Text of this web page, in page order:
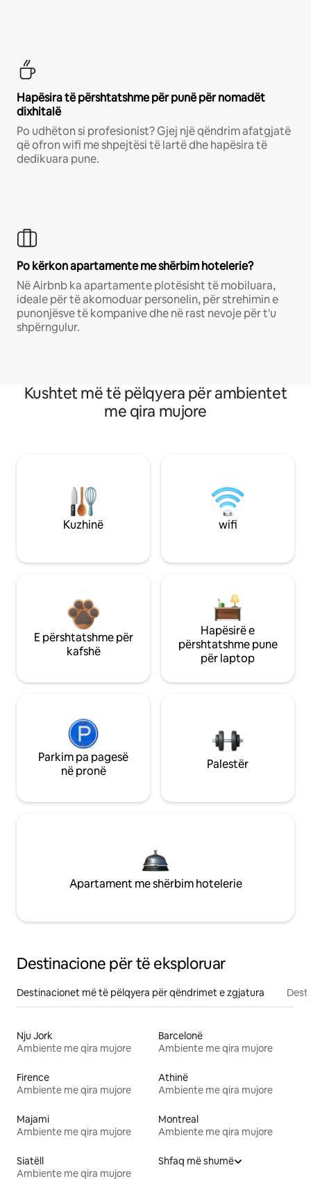
Hapësira të përshtatshme për punë për nomadët
dixhitalë
Po udhëton si profesionist? Gjej një qëndrim afatgjatë
që ofron wifi me shpejtësi të lartë dhe hapësira të
dedikuara pune.
Po kërkon apartamente me shërbim hotelerie?
Në Airbnb ka apartamente plotësisht të mobiluara,
ideale për të akomoduar personelin, për strehimin e
punonjësve të kompanive dhe në rast nevoje për t'u
shpërngulur.
Kushtet më të pëlqyera për ambientet
me qira mujore
Kuzhinë wifi
E përshtatshme për
kafshë
Hapësirë e
përshtatshme pune
për laptop
Parkim pa pagesë
në pronë
Palestër
Apartament me shërbim hotelerie
Destinacione për të eksploruar
Destinacionet më të pëlqyera për qëndrimet e zgjatura
Nju Jork
Ambiente me qira mujore
Barcelonë
Ambiente me qira mujore
Firence
Ambiente me qira mujore
Athinë
Ambiente me qira mujore
Majami
Ambiente me qira mujore
Montreal
Ambiente me qira mujore
Siatëll
Ambiente me qira mujore
Shfaq më shumë